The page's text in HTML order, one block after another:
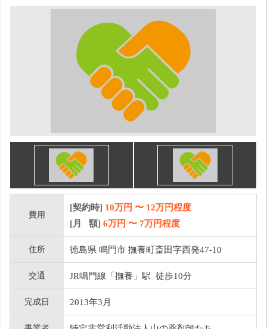
費用
[契約時] 10万円 〜 12万円程度
[月 額] 6万円 〜 7万円程度
住所 徳島県 鳴門市 撫養町斎田字西発47-10
交通 JR鳴門線「撫養」駅 徒歩10分
完成日 2013年3月